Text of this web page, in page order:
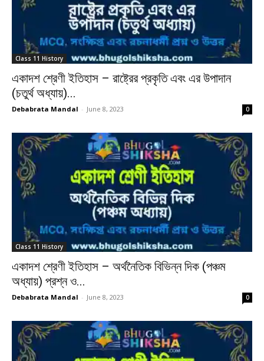
Class 11 History
একাদশ শ্রেণী ইতিহাস – রাষ্ট্রের প্রকৃতি এবং এর উপাদান
(চতুর্থ অধ্যায়)...
Debabrata Mandal - June 8, 2023 0
Class 11 History
একাদশ শ্রেণী ইতিহাস – অর্থনৈতিক বিভিন্ন দিক (পঞ্চম
অধ্যায়) প্রশ্ন ও...
Debabrata Mandal - June 8, 2023 0